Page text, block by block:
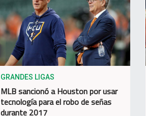
GRANDES LIGAS
MLB sancionó a Houston por usar
tecnología para el robo de señas
durante 2017